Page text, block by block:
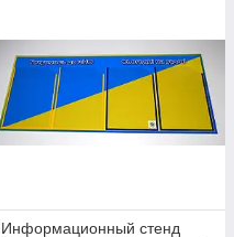
Информационный стенд